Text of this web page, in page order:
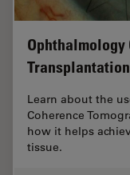
Ophthalmology
Transplantation
Learn about the
Coherence
how it helps
tissue.